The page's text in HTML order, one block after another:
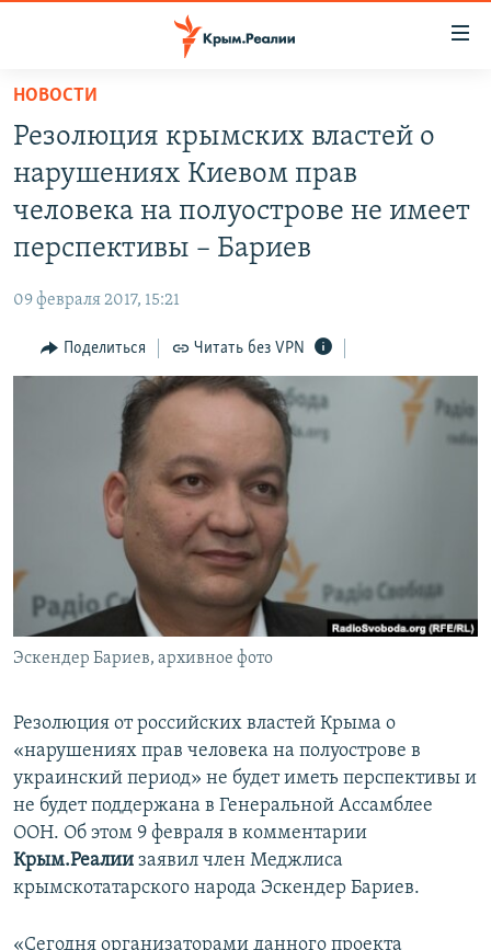
Вернуться
основному
содержанию
Вернутся
главной
Вернутся
поиску
СПЕЦПРОЕКТЫ
КАРТА ВОЕННЫХ ОБЪЕКТОВ КРЫМА
ВОДА
ИНТЕРАКТИВ
ИНФОГРАФИКА
ТЕЛЕПРОЕКТ КРЫМ.РЕАЛИИ
СОВЕТЫ ПРАВОЗАЩИТНИКОВ
ПРОПАВШИЕ БЕЗ ВЕСТИ
ПОБЕДИТЕЛЕЙ НЕ СУДЯТ?
КРЫМ.НЕПОКОРЕННЫЙ
ELIFBE
УКРАИНСКАЯ ПРОБЛЕМА КРЫМА
РАДІО СВОБОДА
КАК ОБОЙТИ БЛОКИРОВКУ
Українською
ПРИСОЕДИНЯЙТЕСЬ!
Все сайты RFE/RL
НОВОСТИ
Резолюция крымских властей о
нарушениях Киевом прав
человека на полуострове не имеет
перспективы – Бариев
09 февраля 2017, 15:21
Поделиться Читать без VPN
Эскендер Бариев, архивное фото
Резолюция от российских властей Крыма о
«нарушениях прав человека на полуострове в
украинский период» не будет иметь перспективы и
не будет поддержана в Генеральной Ассамблее
ООН. Об этом 9 февраля в комментарии
Крым.Реалии заявил член Меджлиса
крымскотатарского народа Эскендер Бариев.
«Сегодня организаторами данного проекта